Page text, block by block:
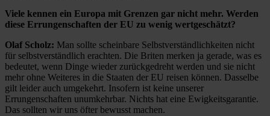
Viele kennen ein Europa mit Grenzen gar nicht mehr. Werden
diese Errungenschaften der EU zu wenig wertgeschätzt?
Olaf Scholz: Man sollte scheinbare Selbstverständlichkeiten nicht
für selbstverständlich erachten. Die Briten merken ja gerade, was es
bedeutet, wenn Dinge wieder zurückgedreht werden und sie nicht
mehr ohne Weiteres in die Staaten der EU reisen können. Dasselbe
gilt leider auch umgekehrt. Insofern ist keine unserer
Errungenschaften unumkehrbar. Nichts hat eine Ewigkeitsgarantie.
Das sollten wir uns öfter bewusst machen.